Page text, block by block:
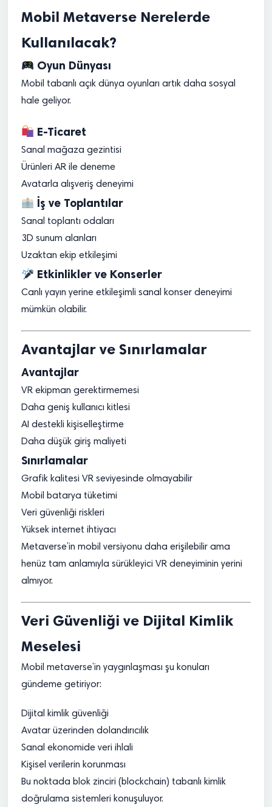
Mobil Metaverse Nerelerde
Kullanılacak?
Oyun Dünyası
Mobil tabanlı açık dünya oyunları artık daha sosyal
hale geliyor.
E-Ticaret
Sanal mağaza gezintisi
Ürünleri AR ile deneme
Avatarla alışveriş deneyimi
İş ve Toplantılar
Sanal toplantı odaları
3D sunum alanları
Uzaktan ekip etkileşimi
Etkinlikler ve Konserler
Canlı yayın yerine etkileşimli sanal konser deneyimi
mümkün olabilir.
Avantajlar ve Sınırlamalar
Avantajlar
VR ekipman gerektirmemesi
Daha geniş kullanıcı kitlesi
AI destekli kişiselleştirme
Daha düşük giriş maliyeti
Sınırlamalar
Grafik kalitesi VR seviyesinde olmayabilir
Mobil batarya tüketimi
Veri güvenliği riskleri
Yüksek internet ihtiyacı
Metaverse’in mobil versiyonu daha erişilebilir ama
henüz tam anlamıyla sürükleyici VR deneyiminin yerini
almıyor.
Veri Güvenliği ve Dijital Kimlik
Meselesi
Mobil metaverse’in yaygınlaşması şu konuları
gündeme getiriyor:
Dijital kimlik güvenliği
Avatar üzerinden dolandırıcılık
Sanal ekonomide veri ihlali
Kişisel verilerin korunması
Bu noktada blok zinciri (blockchain) tabanlı kimlik
doğrulama sistemleri konuşuluyor.